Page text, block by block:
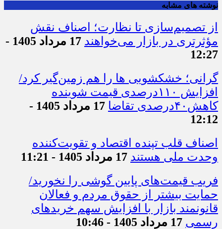
نوشته های مشابه
از تصمیم‌سازی تا نظارت؛ اصناف نقش
مؤثرتری در بازار می‌خواهند
17 مرداد 1405 -
12:27
گرانی؛ خشکشویی‌ ها را هم زمین‌گیر کرد/
افزایش ۱۱۰درصدی قیمت شوینده
کاهش۴۰درصدی تقاضا
17 مرداد 1405 -
12:12
اصناف قلب تپنده اقتصاد و تقویت‌کننده
وحدت ملی هستند 17 مرداد 1405 - 11:21
فریب قیمت‌های پایین گوشی را نخورید/
حمایت بیشتر از حقوق مردم و فعالان
قانونمند بازار با افزایش سهم خریدهای
رسمی 17 مرداد 1405 - 10:46